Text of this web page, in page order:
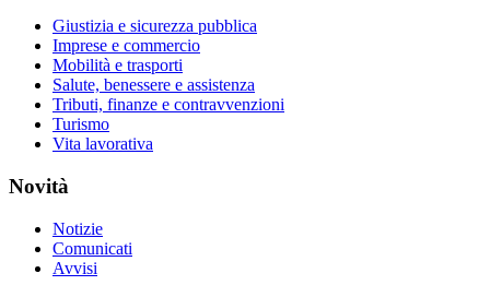
Giustizia e sicurezza pubblica
Imprese e commercio
Mobilità e trasporti
Salute, benessere e assistenza
Tributi, finanze e contravvenzioni
Turismo
Vita lavorativa
Novità
Notizie
Comunicati
Avvisi